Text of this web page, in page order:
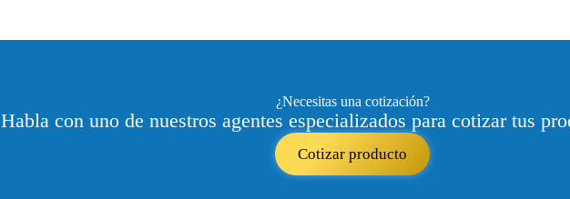
¿Necesitas una cotización?
Habla con uno de nuestros agentes especializados para cotizar tus
Cotizar producto